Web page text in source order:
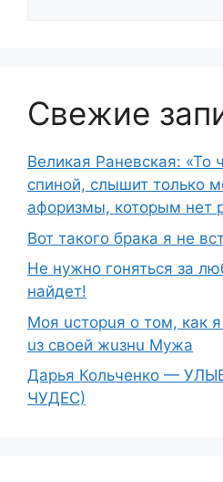
Свежие
Великая Раневская: «То
спиной, слышит только
афоризмы, которым нет
Вот такого брака я не
Не нужно гоняться за
найдет!
Moя ucтopuя о том, как
uз свoeй жuзнu Myжа
Дарья Кольченко —
ЧУДЕС)